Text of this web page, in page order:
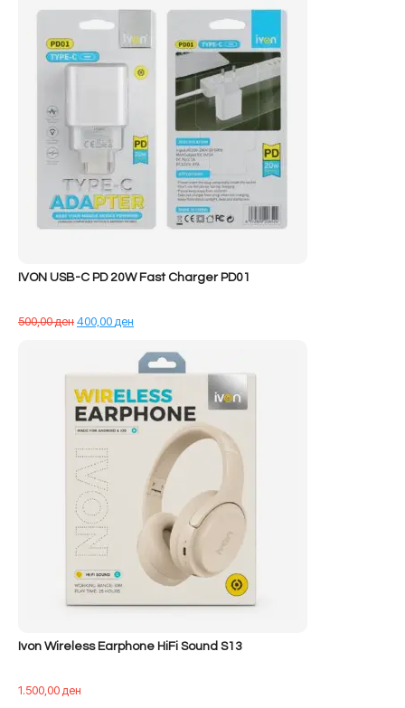
68.890,00 ден.
IVON USB-C PD 20W Fast Charger PD01
500,00денÇmimi
400,00ден
tanishëm
është:
400,00 ден.
Ivon Wireless Earphone HiFi Sound S13
1.500,00ден